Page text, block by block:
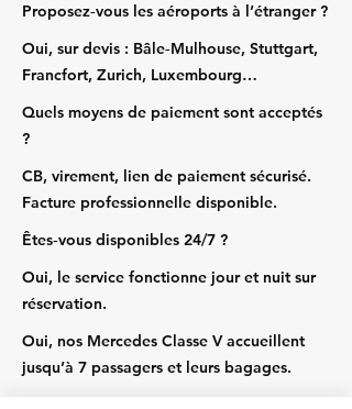
Proposez‑vous les aéroports à l’étranger ?
Oui, sur devis : Bâle‑Mulhouse, Stuttgart,
Francfort, Zurich, Luxembourg…
Quels moyens de paiement sont acceptés
?
CB, virement, lien de paiement sécurisé.
Facture professionnelle disponible.
Êtes‑vous disponibles 24/7 ?
Oui, le service fonctionne jour et nuit sur
réservation.
Oui, nos Mercedes Classe V accueillent
jusqu’à 7 passagers et leurs bagages.